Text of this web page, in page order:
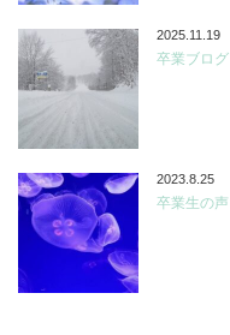
2025.11.19
卒業ブログ
2023.8.25
卒業生の声